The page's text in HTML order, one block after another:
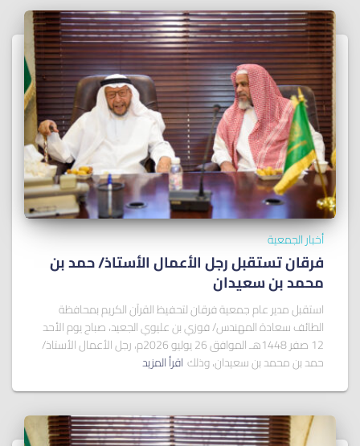
أخبار الجمعية
فرقان تستقبل رجل الأعمال الأستاذ/ ﺣﻤﺪ ﺑﻦ
ﻣﺤﻤﺪ ﺑﻦ ﺳﻌﻴﺪان
استقبل مدير عام جمعية فرقان لتحفيظ القرآن الكريم بمحافظة
الطائف سعادة المهندس/ فوزي بن عليوي الجعيد، صباح يوم الأحد
12 صفر 1448هـ الموافق 26 يوليو 2026م، رجل الأعمال الأستاذ/
حمد بن محمد بن سعيدان، وذلك اقرأ المزيد